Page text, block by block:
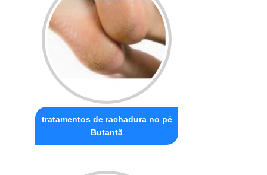
tratamentos de rachadura no pé
Butantã